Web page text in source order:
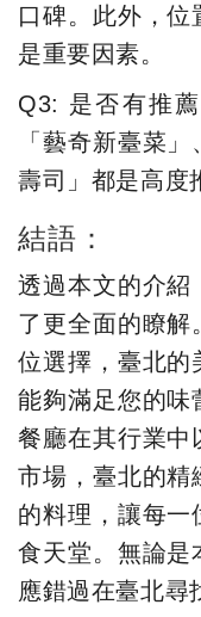
口碑。此外，
是重要因素。
Q3: 是否有推
「藝奇新臺菜
壽司」都是高度
結語：
透過本文的介紹
了更全面的瞭解
位選擇，臺北的
能夠滿足您的味
餐廳在其行業中
市場，臺北的精
的料理，讓每一
食天堂。無論是
應錯過在臺北尋